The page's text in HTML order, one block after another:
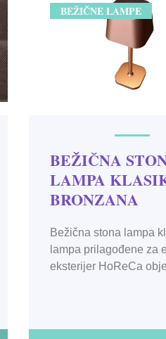
BEŽIČNE LAMPE
BEŽIČNA
LAMPA
BRONZANA
Bežična stona lampa
lampa prilagođene za
eksterijer HoReCa